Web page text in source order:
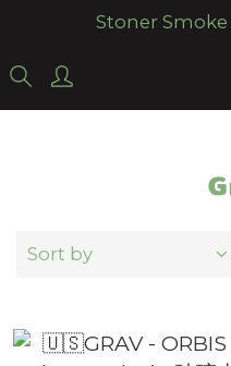
Stoner Smoke
Sort by